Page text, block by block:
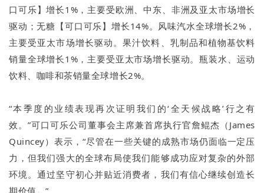
口可乐】增长1%，主要受欧洲、中东、非洲及亚太市场增长
驱动；无糖【可口可乐】增长14%。风味汽水全球增长2%，
主要受亚太市场增长驱动。果汁饮料、乳制品和植物基饮料
销量全球增长1%，主要受亚太市场增长驱动。瓶装水、运动
饮料、咖啡和茶销量全球增长2%。
“本季度的业绩表现再次证明我们的‘全天候战略’行之有
效。”可口可乐公司董事会主席兼首席执行官詹鲲杰（James
Quincey）表示，“尽管在一些关键的成熟市场仍面临一定压
力，但我们强大的全球布局使我们能够成功应对复杂的外部
环境。通过坚守初心并贴近消费者，我们有信心继续创造长